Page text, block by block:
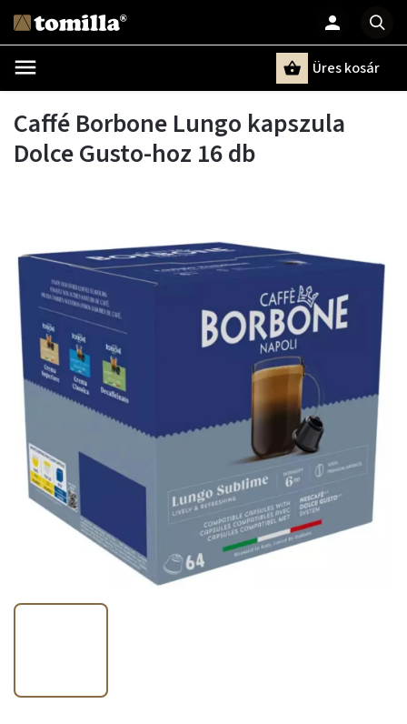
Üres kosár
Caffé Borbone Lungo kapszula
Dolce Gusto-hoz 16 db